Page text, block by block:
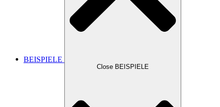
BEISPIELE
Close BEISPIELE